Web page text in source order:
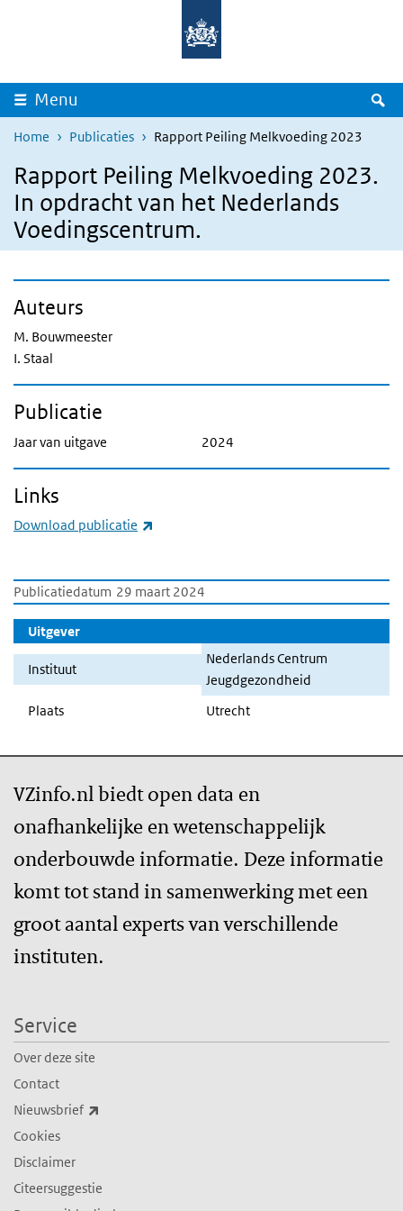
Overslaan en naar de inhoud gaan
Menu
Home Publicaties Rapport Peiling Melkvoeding 2023
Rapport Peiling Melkvoeding 2023.
In opdracht van het Nederlands
Voedingscentrum.
Publicatiedatum 29 maart 2024
Uitgever
Instituut
Nederlands Centrum
Jeugdgezondheid
Plaats
Utrecht
Auteurs
M. Bouwmeester
I. Staal
Publicatie
Jaar van uitgave 2024
Links
Download publicatie
VZinfo.nl biedt open data en
onafhankelijke en wetenschappelijk
onderbouwde informatie. Deze informatie
komt tot stand in samenwerking met een
groot aantal experts van verschillende
instituten.
Service
Over deze site
Contact
Nieuwsbrief
Cookies
Disclaimer
Citeersuggestie